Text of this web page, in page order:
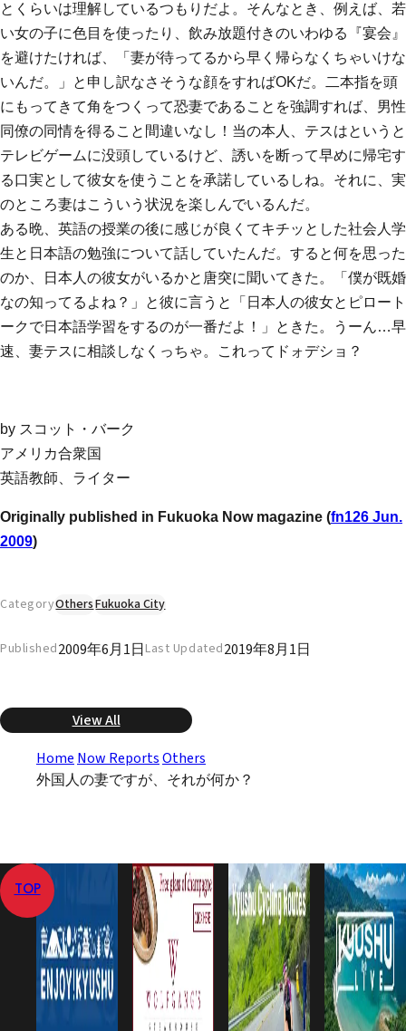
とくらいは理解しているつもりだよ。そんなとき、例えば、若
い女の子に色目を使ったり、飲み放題付きのいわゆる『宴会』
を避けたければ、「妻が待ってるから早く帰らなくちゃいけな
いんだ。」と申し訳なさそうな顔をすればOKだ。二本指を頭
にもってきて角をつくって恐妻であることを強調すれば、男性
同僚の同情を得ること間違いなし！当の本人、テスはというと
テレビゲームに没頭しているけど、誘いを断って早めに帰宅す
る口実として彼女を使うことを承諾しているしね。それに、実
のところ妻はこういう状況を楽しんでいるんだ。
ある晩、英語の授業の後に感じが良くてキチッとした社会人学
生と日本語の勉強について話していたんだ。すると何を思った
のか、日本人の彼女がいるかと唐突に聞いてきた。「僕が既婚
なの知ってるよね？」と彼に言うと「日本人の彼女とピロート
ークで日本語学習をするのが一番だよ！」ときた。うーん…早
速、妻テスに相談しなくっちゃ。これってドォデショ？
by スコット・バーク
アメリカ合衆国
英語教師、ライター
Originally published in Fukuoka Now magazine (fn126 Jun.
2009)
CategoryOthersFukuoka City
Published2009年6月1日Last Updated2019年8月1日
View All
Home Now ReportsOthers
外国人の妻ですが、それが何か？
TOP